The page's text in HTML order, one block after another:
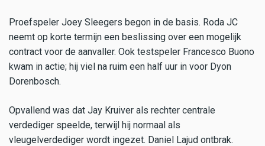
Proefspeler Joey Sleegers begon in de basis. Roda JC
neemt op korte termijn een beslissing over een mogelijk
contract voor de aanvaller. Ook testspeler Francesco Buono
kwam in actie; hij viel na ruim een half uur in voor Dyon
Dorenbosch.
Opvallend was dat Jay Kruiver als rechter centrale
verdediger speelde, terwijl hij normaal als
vleugelverdediger wordt ingezet. Daniel Lajud ontbrak.